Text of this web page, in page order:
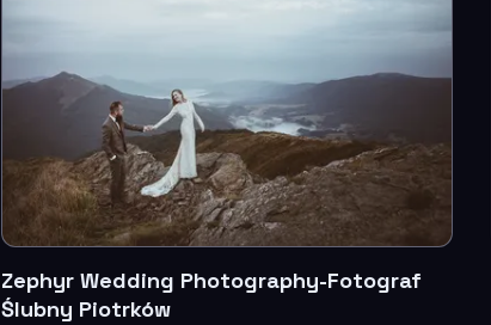
Zephyr Wedding Photography-Fotograf
Ślubny Piotrków